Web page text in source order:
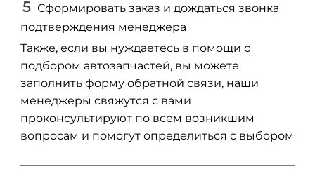
Сформировать заказ и дождаться звонка
подтверждения менеджера
Также, если вы нуждаетесь в помощи с
подбором автозапчастей, вы можете
заполнить форму обратной связи, наши
менеджеры свяжутся с вами
проконсультируют по всем возникшим
вопросам и помогут определиться с выбором